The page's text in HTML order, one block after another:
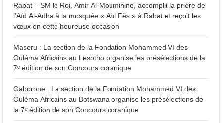
Rabat – SM le Roi, Amir Al-Mouminine, accomplit la prière de
l’Aïd Al-Adha à la mosquée « Ahl Fès » à Rabat et reçoit les
vœux en cette heureuse occasion
Maseru : La section de la Fondation Mohammed VI des
Ouléma Africains au Lesotho organise les présélections de la
7ᵉ édition de son Concours coranique
Gaborone : La section de la Fondation Mohammed VI des
Ouléma Africains au Botswana organise les présélections de
la 7ᵉ édition de son Concours coranique